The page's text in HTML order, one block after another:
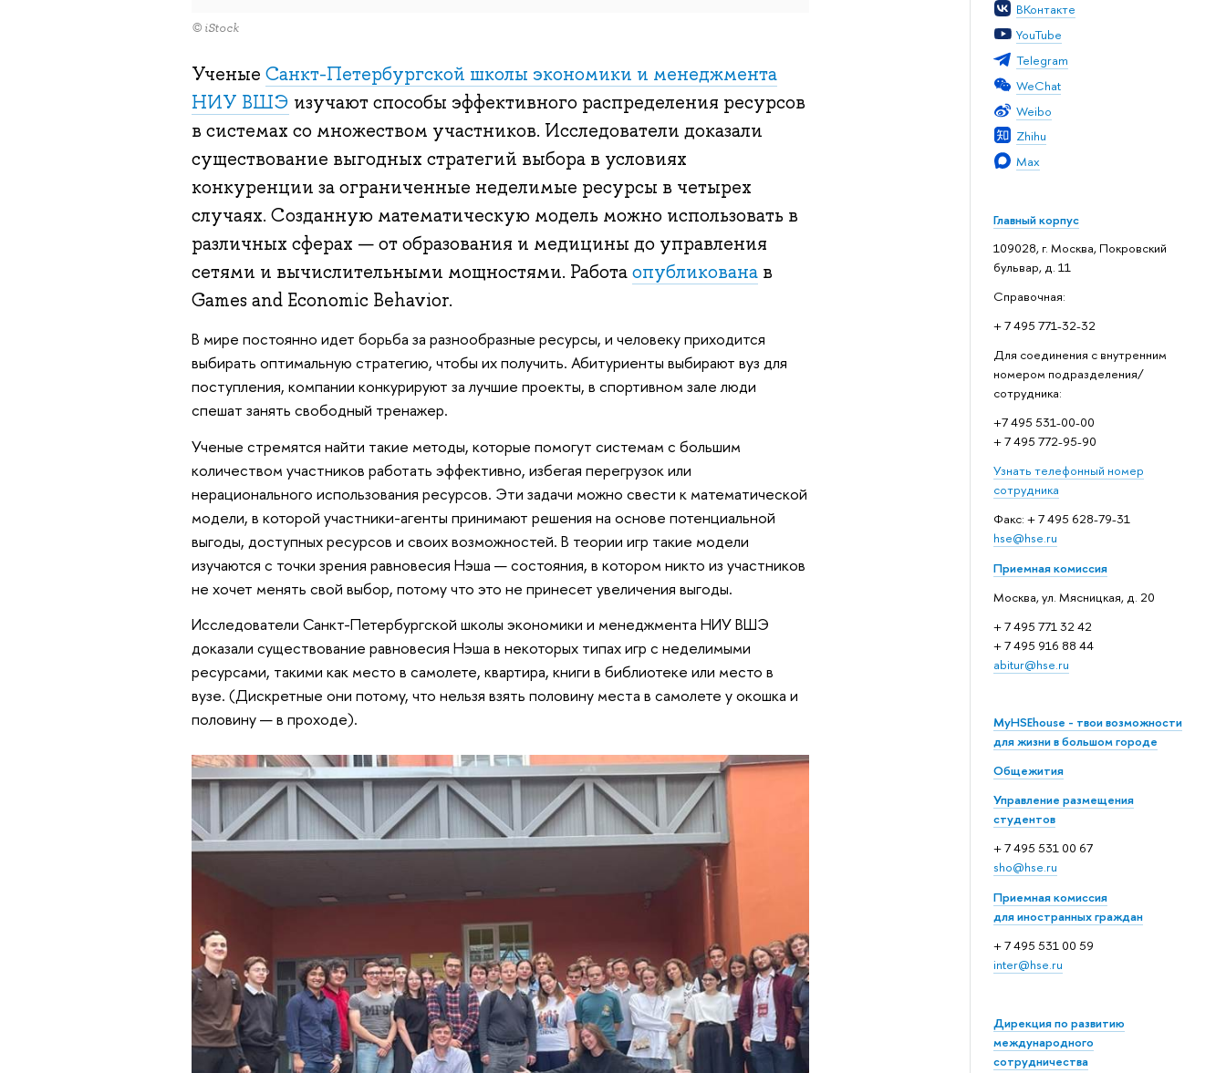
ВКонтакте
YouTube
Telegram
WeChat
Weibo
Zhihu
Max
Главный корпус
109028, г. Москва, Покровский
бульвар, д. 11
Справочная:
+ 7 495 771-32-32
Для соединения с внутренним
номером подразделения/
сотрудника:
+7 495 531-00-00
+ 7 495 772-95-90
Узнать телефонный номер
сотрудника
Факс: + 7 495 628-79-31
hse@hse.ru
Приемная комиссия
Москва, ул. Мясницкая, д. 20
+ 7 495 771 32 42
+ 7 495 916 88 44
abitur@hse.ru
MyHSEhouse - твои возможности
для жизни в большом городе
Общежития
Управление размещения
студентов
+ 7 495 531 00 67
sho@hse.ru
Приемная комиссия
для иностранных граждан
+ 7 495 531 00 59
inter@hse.ru
Дирекция по развитию
международного
сотрудничества
© iStock
Ученые Санкт-Петербургской школы экономики и менеджмента
НИУ ВШЭ изучают способы эффективного распределения ресурсов
в системах со множеством участников. Исследователи доказали
существование выгодных стратегий выбора в условиях
конкуренции за ограниченные неделимые ресурсы в четырех
случаях. Созданную математическую модель можно использовать в
различных сферах — от образования и медицины до управления
сетями и вычислительными мощностями. Работаопубликованав
Games and Economic Behavior.
В мире постоянно идет борьба за разнообразные ресурсы, и человеку приходится
выбирать оптимальную стратегию, чтобы их получить. Абитуриенты выбирают вуз для
поступления, компании конкурируют за лучшие проекты, в спортивном зале люди
спешат занять свободный тренажер.
Ученые стремятся найти такие методы, которые помогут системам с большим
количеством участников работать эффективно, избегая перегрузок или
нерационального использования ресурсов. Эти задачи можно свести к математической
модели, в которой участники-агенты принимают решения на основе потенциальной
выгоды, доступных ресурсов и своих возможностей. В теории игр такие модели
изучаются с точки зрения равновесия Нэша — состояния, в котором никто из участников
не хочет менять свой выбор, потому что это не принесет увеличения выгоды.
Исследователи Санкт-Петербургской школы экономики и менеджмента НИУ ВШЭ
доказали существование равновесия Нэша в некоторых типах игр с неделимыми
ресурсами, такими как место в самолете, квартира, книги в библиотеке или место в
вузе. (Дискретные они потому, что нельзя взять половину места в самолете у окошка и
половину — в проходе).